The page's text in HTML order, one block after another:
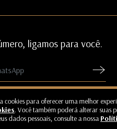
ligamos para você.
© Copyright 2026 -
cookies para oferecer uma melhor
. Você também poderá alterar suas
dados pessoais, consulte a nossa